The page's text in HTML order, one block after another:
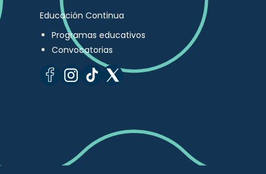
Educación Continua
Programas educativos
Convocatorias